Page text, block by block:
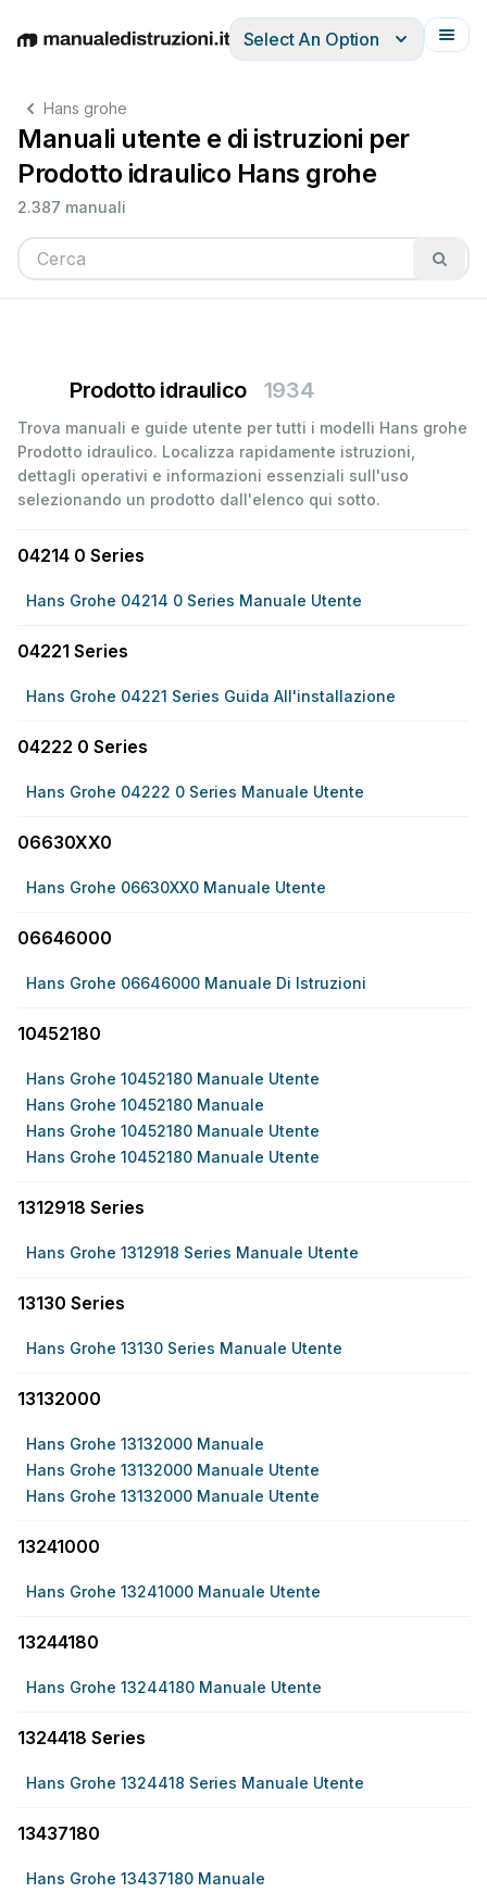
EnglishDeutschEspañolItalianoFrançais
Select An Option
Hans grohe
Manuali utente e di istruzioni per
Prodotto idraulico Hans grohe
2.387 manuali
Prodotto idraulico 1934
Trova manuali e guide utente per tutti i modelli Hans grohe
Prodotto idraulico. Localizza rapidamente istruzioni,
dettagli operativi e informazioni essenziali sull'uso
selezionando un prodotto dall'elenco qui sotto.
04214 0 Series
Hans Grohe 04214 0 Series Manuale Utente
04221 Series
Hans Grohe 04221 Series Guida All'installazione
04222 0 Series
Hans Grohe 04222 0 Series Manuale Utente
06630XX0
Hans Grohe 06630XX0 Manuale Utente
06646000
Hans Grohe 06646000 Manuale Di Istruzioni
10452180
Hans Grohe 10452180 Manuale Utente
Hans Grohe 10452180 Manuale
Hans Grohe 10452180 Manuale Utente
Hans Grohe 10452180 Manuale Utente
1312918 Series
Hans Grohe 1312918 Series Manuale Utente
13130 Series
Hans Grohe 13130 Series Manuale Utente
13132000
Hans Grohe 13132000 Manuale
Hans Grohe 13132000 Manuale Utente
Hans Grohe 13132000 Manuale Utente
13241000
Hans Grohe 13241000 Manuale Utente
13244180
Hans Grohe 13244180 Manuale Utente
1324418 Series
Hans Grohe 1324418 Series Manuale Utente
13437180
Hans Grohe 13437180 Manuale